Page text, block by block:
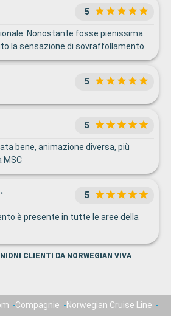
5
Nonostante fosse pienissima
la sensazione di sovraffollamento
5
5
bene, animazione diversa, più
MSC
5
è presente in tutte le aree della
CLIENTI DA NORWEGIAN VIVA
Compagnie
Norwegian Cruise Line